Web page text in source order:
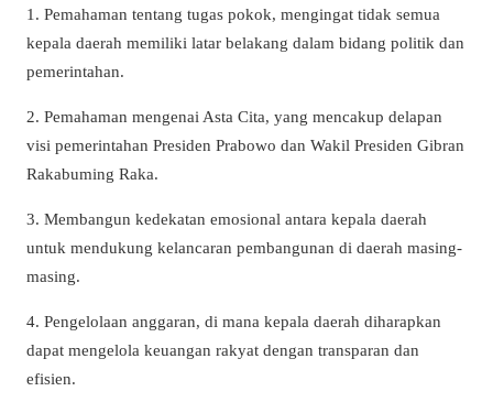
1. Pemahaman tentang tugas pokok, mengingat tidak semua
kepala daerah memiliki latar belakang dalam bidang politik dan
pemerintahan.
2. Pemahaman mengenai Asta Cita, yang mencakup delapan
visi pemerintahan Presiden Prabowo dan Wakil Presiden Gibran
Rakabuming Raka.
3. Membangun kedekatan emosional antara kepala daerah
untuk mendukung kelancaran pembangunan di daerah masing-
masing.
4. Pengelolaan anggaran, di mana kepala daerah diharapkan
dapat mengelola keuangan rakyat dengan transparan dan
efisien.